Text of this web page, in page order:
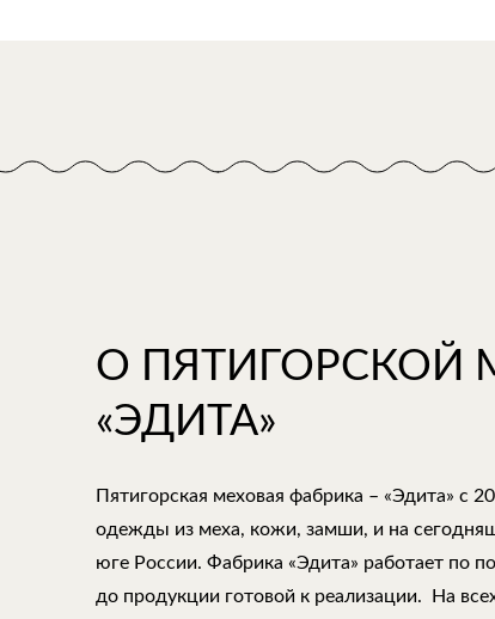
О ПЯТИГОРСКОЙ
«ЭДИТА»
Пятигорская меховая фабрика – «Эдита» с
одежды из меха, кожи, замши, и на
юге России. Фабрика «Эдита» работает по
до продукции готовой к реализации. На